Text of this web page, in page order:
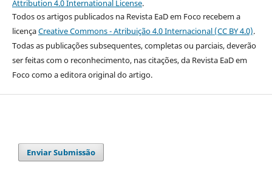
Attribution 4.0 International License.
Todos os artigos publicados na Revista EaD em Foco recebem a
licençaCreative Commons - Atribuição 4.0 Internacional (CC BY 4.0).
Todas as publicações subsequentes, completas ou parciais, deverão
ser feitas com o reconhecimento, nas citações, da Revista EaD em
Foco como a editora original do artigo.
Enviar Submissão